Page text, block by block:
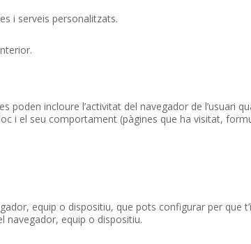
i serveis personalitzats.
incloure l’activitat del navegador de l’usuari
i el seu comportament (pàgines que ha visitat,
equip o dispositiu, que pots configurar per que
navegador, equip o dispositiu.